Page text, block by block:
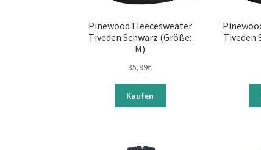
Pinewood Fleecesweater
Tiveden Schwarz (Größe:
M)
35,99€
Kaufen
Tiveden